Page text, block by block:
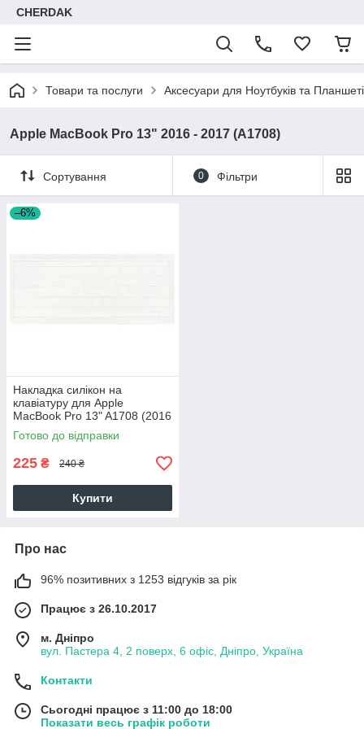
CHERDAK
Товари та послуги Аксесуари для Ноутбуків та
Apple MacBook Pro 13" 2016 - 2017 (A1708)
Сортування 0 Фільтри
–6%
Накладка силікон на
клавіатуру для Apple
MacBook Pro 13" A1708 (2016
- 2017) UK (06788) (clear)
Готово до відправки
225 ₴ 240 ₴
Купити
Про нас
96% позитивних з 1253 відгуків за рік
Працює з 26.10.2017
м. Дніпро
вул. Пастера 4, 2 поверх, 6 офіс, Дніпро, Україна
Контакти
Сьогодні працює з 11:00 до 18:00
Показати весь графік роботи